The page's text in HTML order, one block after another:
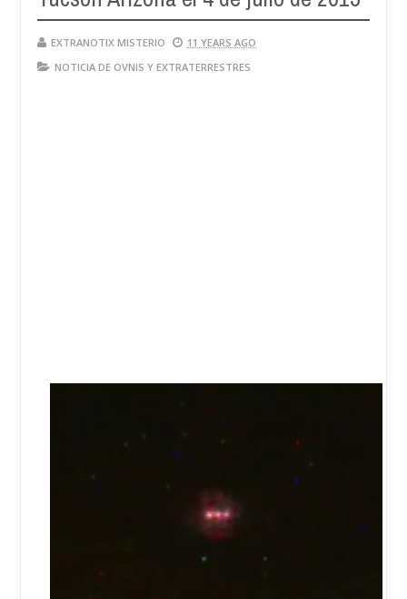
EXTRANOTIX MISTERIO
11 YEARS AGO
NOTICIA DE OVNIS Y EXTRATERRESTRES